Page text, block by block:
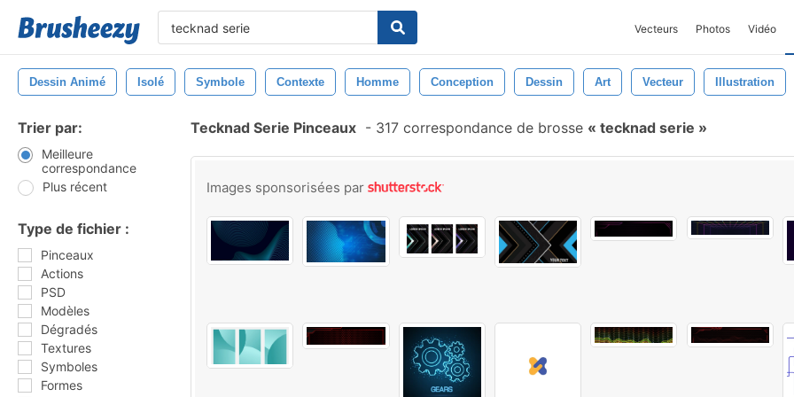
Vecteurs Photos Vidéo
Dessin Animé Isolé Symbole Contexte Homme Conception Dessin Art Vecteur Illustration
Trier par:
Meilleure
correspondance
Plus récent
Type de fichier :
Pinceaux
Actions
PSD
Modèles
Dégradés
Textures
Symboles
Formes
Tecknad Serie Pinceaux - 317 correspondance de brosse tecknad serie
Images sponsorisées par